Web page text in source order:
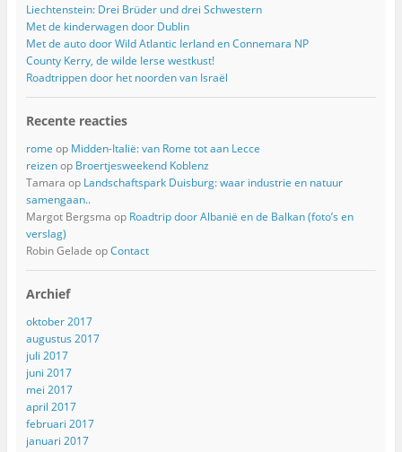
Liechtenstein: Drei Brüder und drei Schwestern
Met de kinderwagen door Dublin
Met de auto door Wild Atlantic Ierland en Connemara NP
County Kerry, de wilde Ierse westkust!
Roadtrippen door het noorden van Israël
Recente reacties
rome op Midden-Italië: van Rome tot aan Lecce
reizenop Broertjesweekend Koblenz
Tamara op Landschaftspark Duisburg: waar industrie en natuur
samengaan..
Margot Bergsma op Roadtrip door Albanië en de Balkan (foto’s en
verslag)
Robin Gelade opContact
Archief
oktober 2017
augustus 2017
juli 2017
juni 2017
mei 2017
april 2017
februari 2017
januari 2017